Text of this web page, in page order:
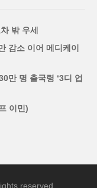
밖 우세
감소 이어 메디케이
만 명 출국령 ‘3디 업
이민)
reserved.